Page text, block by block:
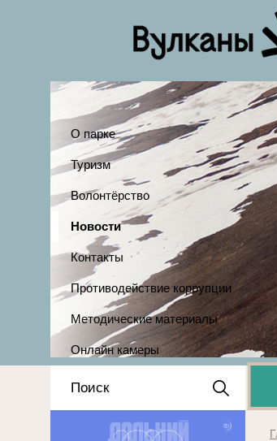
О парке
Туризм
Волонтёрство
Новости
Контакты
Противодействие коррупции
Методические материалы
Онлайн камеры
Положение о выдаче
разрешений 2025